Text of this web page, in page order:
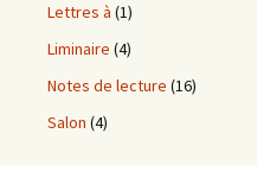
Lettres à (1)
Liminaire (4)
Notes de lecture (16)
Salon (4)